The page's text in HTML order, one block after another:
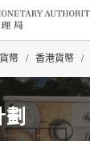
貨幣 / 香港貨幣 /